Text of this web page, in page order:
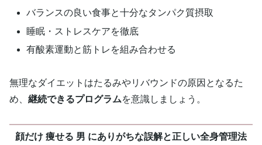
バランスの良い食事と十分なタンパク質摂取
睡眠・ストレスケアを徹底
有酸素運動と筋トレを組み合わせる
無理なダイエットはたるみやリバウンドの原因となるた
め、 継続できるプログラムを意識しましょう。
顔だけ 痩せる 男 にありがちな誤解と正しい全身管理法